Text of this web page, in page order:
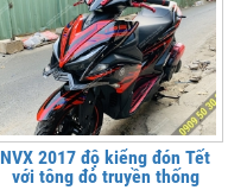
NVX 2017 độ kiểng đón Tết
với tông đỏ truyền thống